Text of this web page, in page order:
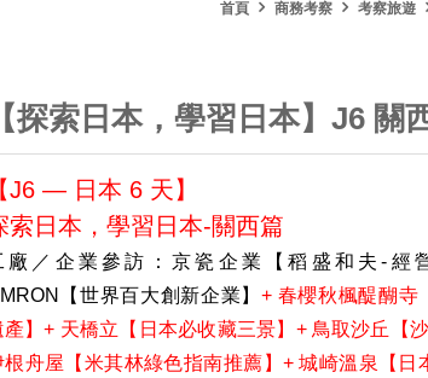
首頁 商務考察 考察旅遊
【探索日本，學習日本】J6 關
J6 — 日本 6 天】
索日本，學習日本-關西篇
廠／企業參訪：京瓷企業【稻盛和夫-經
【世界百大創新企業】+ 春櫻秋楓醍醐寺
產】+ 天橋立【日本必收藏三景】+ 鳥取沙丘【
根舟屋【米其林綠色指南推薦】+ 城崎溫泉【日